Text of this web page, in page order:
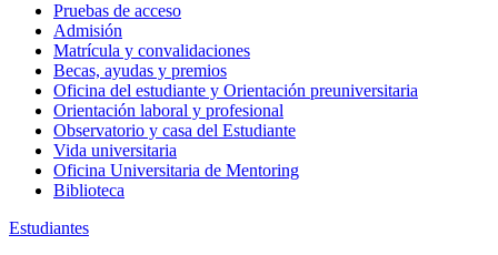
Pruebas de acceso
Admisión
Matrícula y convalidaciones
Becas, ayudas y premios
Oficina del estudiante y Orientación preuniversitaria
Orientación laboral y profesional
Observatorio y casa del Estudiante
Vida universitaria
Oficina Universitaria de Mentoring
Biblioteca
Estudiantes